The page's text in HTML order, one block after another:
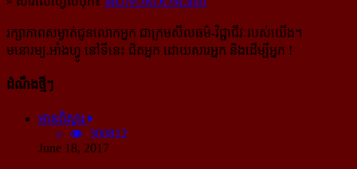
រក្សាភាពសម្ងាត់ជូនលោកអ្នក ជាក្រមសីលធម៌-​វិជ្ជាជីវៈ​របស់យើង។
មនោរម្យ.អាំងហ្វូ នៅទីនេះ ជិតអ្នក ដោយសារអ្នក និងដើម្បីអ្នក !
ដំណឹងថ្មីៗ
អានពិស្ដារ
300812
June 18, 2017